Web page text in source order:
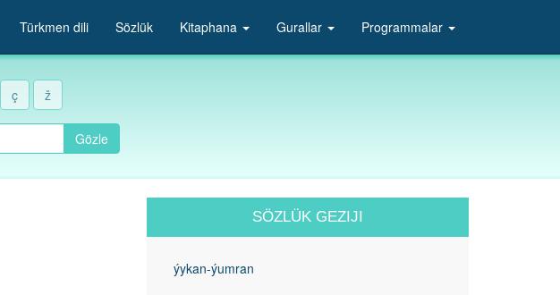
Türkmen dili Sözlük Kitaphana Gurallar Programmalar
ç ž
Gözle
SÖZLÜK GEZIJI
ýykan-ýumran